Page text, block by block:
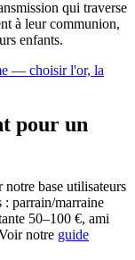
qui traverse
à leur communion,
enfants.
— choisir l'or, la
pour un
notre base utilisateurs
: parrain/marraine
50–100 €, ami
notre guide